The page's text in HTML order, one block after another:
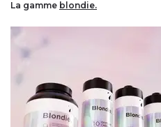
Résultats visibles dès la première
Une routine complète en 4 produits :
thermo-protecteur et masque sans